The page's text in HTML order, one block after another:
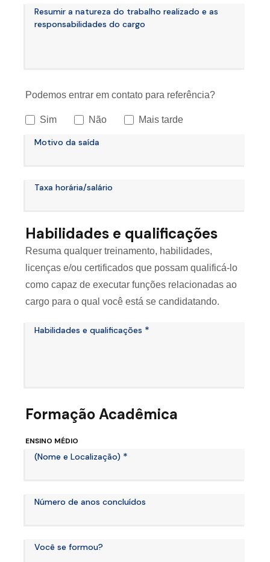
Resumir a natureza do trabalho realizado e as
responsabilidades do cargo
Podemos entrar em contato para referência?
Sim Não Mais tarde
Motivo da saída
Taxa horária/salário
Habilidades e qualificações
Resuma qualquer treinamento, habilidades,
licenças e/ou certificados que possam qualificá-lo
como capaz de executar funções relacionadas ao
cargo para o qual você está se candidatando.
Habilidades e qualificações *
Formação Acadêmica
ENSINO MÉDIO
(Nome e Localização) *
Número de anos concluídos
Você se formou?